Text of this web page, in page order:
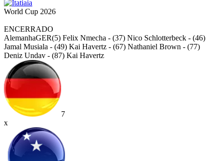
World Cup 2026
ENCERRADO
AlemanhaGER(5) Felix Nmecha - (37) Nico Schlotterbeck - (46)
Jamal Musiala - (49) Kai Havertz - (67) Nathaniel Brown - (77)
Deniz Undav - (87) Kai Havertz
7
x